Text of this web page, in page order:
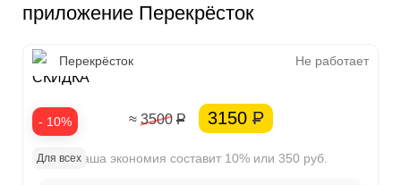
приложение Перекрёсток
- 10%
10%
СКИДКА
Перекрёсток Не работает
≈ 3500 Р 3150 Р
Ваша экономия составит 10% или 350 руб.
Для всех